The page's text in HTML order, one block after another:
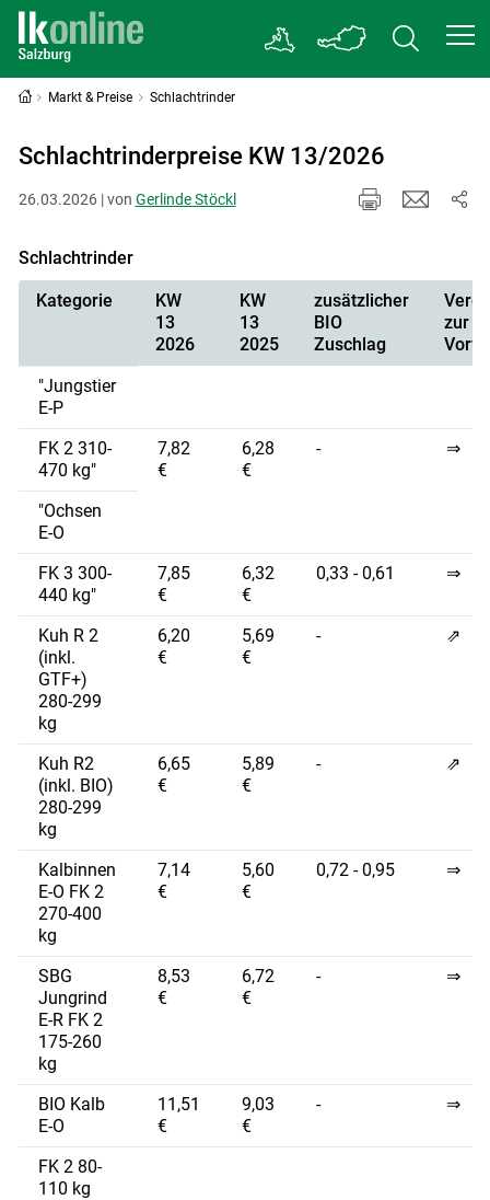
Markt & Preise Schlachtrinder
Schlachtrinderpreise KW 13/2026
26.03.2026 | von Gerlinde Stöckl
Schlachtrinder
Kategorie
KW
13
2026
KW
13
2025
zusätzlicher
BIO
Zuschlag
zur
"Jungstier
E-P
FK 2 310-
470 kg"
7,82
€
6,28
€
- ⇒
"Ochsen
E-O
FK 3 300-
440 kg"
7,85
€
6,32
€
0,33 - 0,61 ⇒
Kuh R 2
(inkl.
GTF+)
280-299
kg
6,20
€
5,69
€
- ⇗
Kuh R2
(inkl. BIO)
280-299
kg
6,65
€
5,89
€
- ⇗
Kalbinnen
E-O FK 2
270-400
kg
7,14
€
5,60
€
0,72 - 0,95 ⇒
SBG
Jungrind
E-R FK 2
175-260
kg
8,53
€
6,72
€
- ⇒
BIO Kalb
E-O
11,51
€
9,03
€
- ⇒
FK 2 80-
110 kg